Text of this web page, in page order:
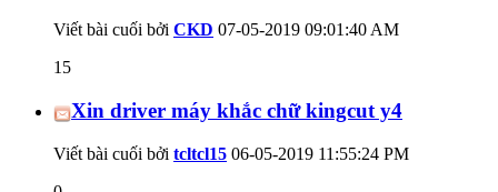
Viết bài cuối bởi CKD 07-05-2019 09:01:40 AM
15
Xin driver máy khắc chữ kingcut y4
Viết bài cuối bởi tcltcl15 06-05-2019 11:55:24 PM